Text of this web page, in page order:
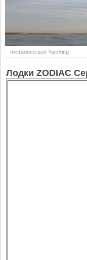
niktradeco.eu» Yachting
Лодки ZODIAC